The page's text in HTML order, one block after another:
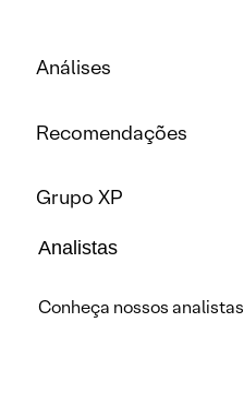
Análises
Recomendações
Grupo XP
Analistas
Conheça nossos analistas